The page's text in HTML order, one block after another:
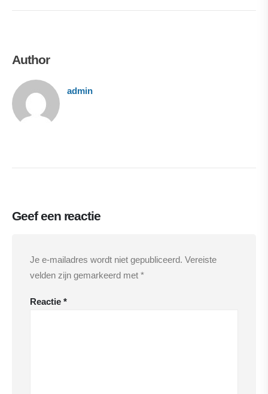
Author
admin
Geef een reactie
Je e-mailadres wordt niet gepubliceerd. Vereiste
velden zijn gemarkeerd met *
Reactie *